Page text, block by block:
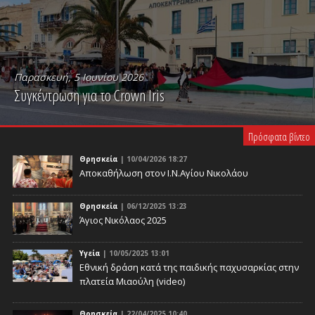
Παρασκευή, 5 Ιουνίου 2026
Συγκέντρωση για το Crown Iris
PLAY VIDEO
Πρόσφατα βίντεο
Θρησκεία | 10/04/2026 18:27
Αποκαθήλωση στον Ι.Ν.Αγίου Νικολάου
Θρησκεία | 06/12/2025 13:23
Άγιος Νικόλαος 2025
Υγεία | 10/05/2025 13:01
Eθνική δράση κατά της παιδικής παχυσαρκίας στην
πλατεία Μιαούλη (video)